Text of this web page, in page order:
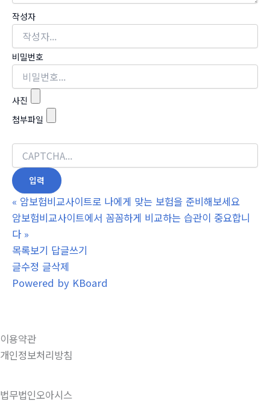
작성자
비밀번호
사진
첨부파일
« 암보험비교사이트로 나에게 맞는 보험을 준비해보세요
암보험비교사이트에서 꼼꼼하게 비교하는 습관이 중요합니
다 »
목록보기 답글쓰기
글수정 글삭제
Powered by KBoard
이용약관
개인정보처리방침
법무법인오아시스